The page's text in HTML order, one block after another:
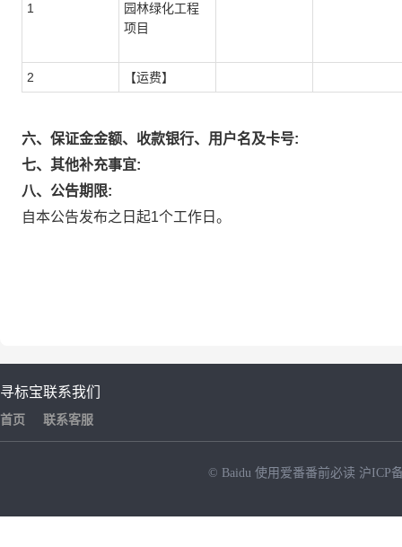
1
园林绿化工程
项目
2 【运费】
六、保证金金额、收款银行、用户名及卡号:
七、其他补充事宜:
八、公告期限:
自本公告发布之日起1个工作日。
寻标宝
首页
联系我们
联系客服
© Baidu 使用爱番番前必读 沪ICP